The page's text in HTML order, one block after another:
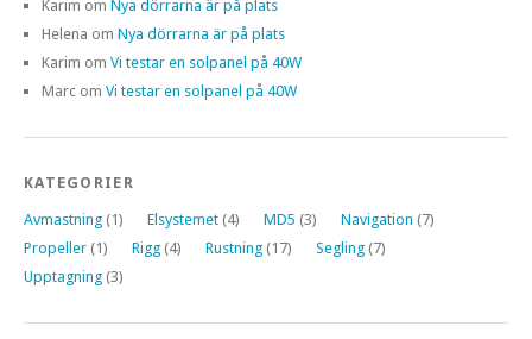
Karim om Nya dörrarna är på plats
Helena om Nya dörrarna är på plats
Karim om Vi testar en solpanel på 40W
Marc om Vi testar en solpanel på 40W
KATEGORIER
Avmastning (1) Elsystemet (4) MD5 (3) Navigation (7)
Propeller (1) Rigg (4) Rustning (17) Segling (7)
Upptagning (3)